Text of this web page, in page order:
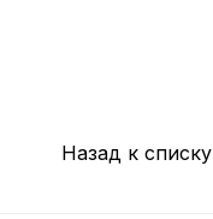
Назад к списку